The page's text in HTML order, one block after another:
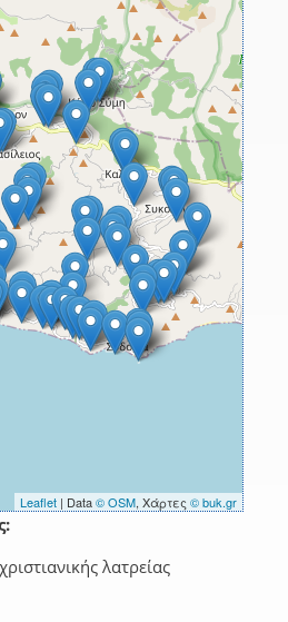
Leaflet | Data© OSM, Χάρτες © buk.gr
λατρείας